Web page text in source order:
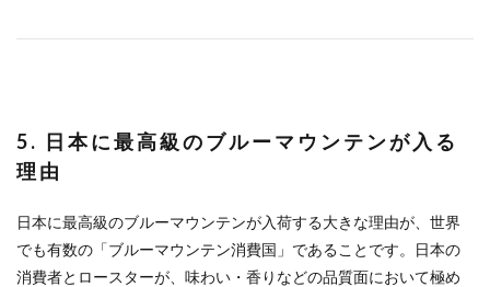
5. 日本に最高級のブルーマウンテンが入る
理由
日本に最高級のブルーマウンテンが入荷する大きな理由が、世界
でも有数の「ブルーマウンテン消費国」であることです。日本の
消費者とロースターが、味わい・香りなどの品質面において極め